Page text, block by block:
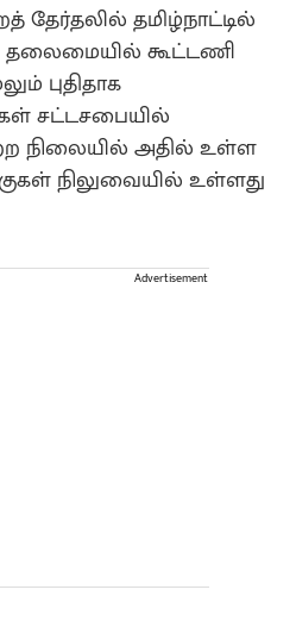
தேர்தலில் தமிழ்நாட்டில்
கூட்டணி
புதிதாக
சட்டசபையில்
நிலையில் அதில் உள்ள
நிலுவையில் உள்ளது
Advertisement